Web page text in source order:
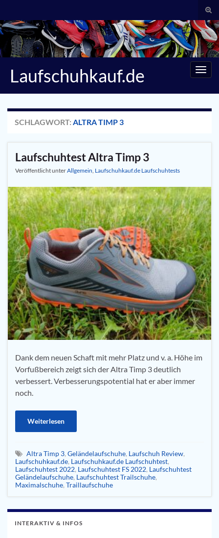
Search for:
Laufschuhkauf.de
SCHLAGWORT: ALTRA TIMP 3
Laufschuhtest Altra Timp 3
Veröffentlicht unterAllgemein Laufschuhkauf.de Laufschuhtests
Dank dem neuen Schaft mit mehr Platz und v. a. Höhe im
Vorfußbereich zeigt sich der Altra Timp 3 deutlich
verbessert. Verbesserungspotential hat er aber immer
noch.
Weiterlesen
Altra Timp 3, Geländelaufschuhe, Laufschuh Review,
Laufschuhkauf.de, Laufschuhkauf.de Laufschuhtest,
Laufschuhtest 2022, Laufschuhtest FS 2022, Laufschuhtest
Geländelaufschuhe, Laufschuhtest Trailschuhe,
Maximalschuhe, Traillaufschuhe
INTERAKTIV & INFOS